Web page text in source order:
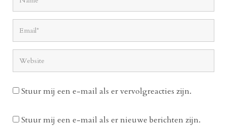
Stuur mij een e-mail als er vervolgreacties zijn.
Stuur mij een e-mail als er nieuwe berichten zijn.